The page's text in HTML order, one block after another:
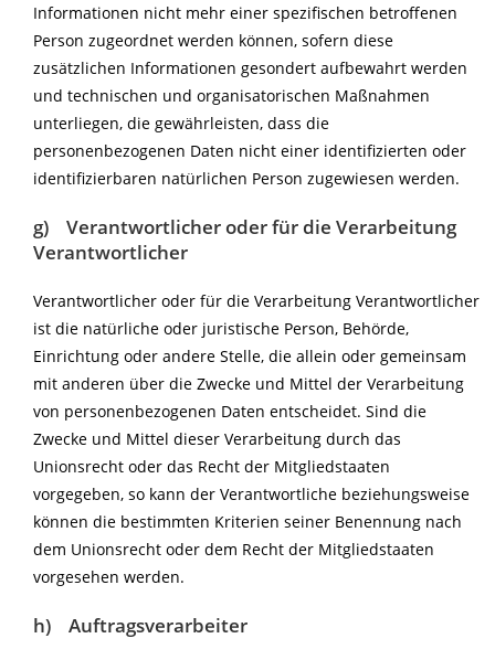
Informationen nicht mehr einer spezifischen betroffenen
Person zugeordnet werden können, sofern diese
zusätzlichen Informationen gesondert aufbewahrt werden
und technischen und organisatorischen Maßnahmen
unterliegen, die gewährleisten, dass die
personenbezogenen Daten nicht einer identifizierten oder
identifizierbaren natürlichen Person zugewiesen werden.
g) Verantwortlicher oder für die Verarbeitung
Verantwortlicher
Verantwortlicher oder für die Verarbeitung Verantwortlicher
ist die natürliche oder juristische Person, Behörde,
Einrichtung oder andere Stelle, die allein oder gemeinsam
mit anderen über die Zwecke und Mittel der Verarbeitung
von personenbezogenen Daten entscheidet. Sind die
Zwecke und Mittel dieser Verarbeitung durch das
Unionsrecht oder das Recht der Mitgliedstaaten
vorgegeben, so kann der Verantwortliche beziehungsweise
können die bestimmten Kriterien seiner Benennung nach
dem Unionsrecht oder dem Recht der Mitgliedstaaten
vorgesehen werden.
h) Auftragsverarbeiter